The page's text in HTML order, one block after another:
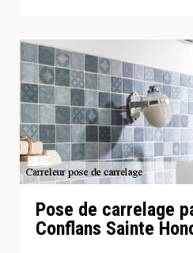
Pose de carrelage
Conflans Sainte